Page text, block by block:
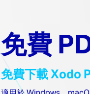
免費
免費下載 Xodo